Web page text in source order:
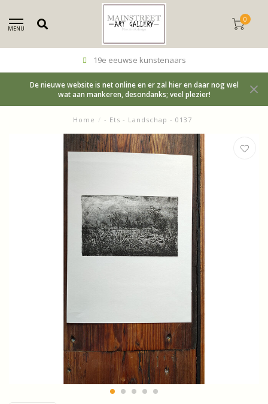
MENU
0
19e eeuwse kunstenaars
De nieuwe website is net online en er zal hier en daar nog wel
wat aan mankeren, desondanks; veel plezier!
Home / - Ets - Landschap - 0137